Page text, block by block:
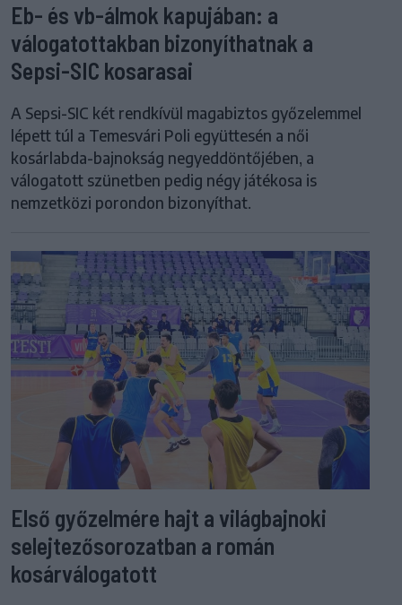
Eb- és vb-álmok kapujában: a
válogatottakban bizonyíthatnak a
Sepsi-SIC kosarasai
A Sepsi-SIC két rendkívül magabiztos győzelemmel
lépett túl a Temesvári Poli együttesén a női
kosárlabda-bajnokság negyeddöntőjében, a
válogatott szünetben pedig négy játékosa is
nemzetközi porondon bizonyíthat.
Első győzelmére hajt a világbajnoki
selejtezősorozatban a román
kosárválogatott